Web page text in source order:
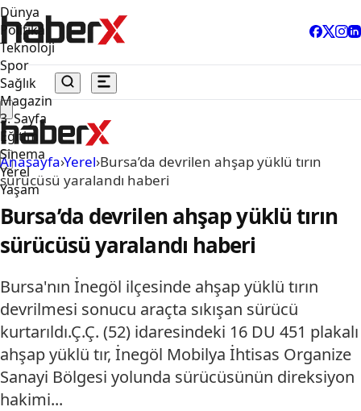
Dünya
Politika
Teknoloji
Spor
Sağlık
Magazin
3. Sayfa
Eğitim
Sinema
Yerel
Yaşam
Anasayfa›Yerel›Bursa’da devrilen ahşap yüklü tırın
sürücüsü yaralandı haberi
Bursa’da devrilen ahşap yüklü tırın
sürücüsü yaralandı haberi
Bursa'nın İnegöl ilçesinde ahşap yüklü tırın
devrilmesi sonucu araçta sıkışan sürücü
kurtarıldı.Ç.Ç. (52) idaresindeki 16 DU 451 plakalı
ahşap yüklü tır, İnegöl Mobilya İhtisas Organize
Sanayi Bölgesi yolunda sürücüsünün direksiyon
hakimi...